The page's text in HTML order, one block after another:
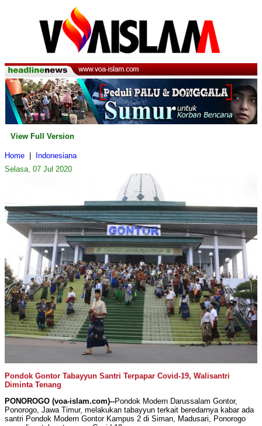
View Full Version
Home
Indonesiana
Selasa, 07 Jul 2020
Pondok Gontor Tabayyun Santri Terpapar Covid-19, Walisantri
Diminta Tenang
PONOROGO (voa-islam.com)--Pondok Modern Darussalam Gontor,
Ponorogo, Jawa Timur, melakukan tabayyun terkait beredarnya kabar ada
santri Pondok Modern Gontor Kampus 2 di Siman, Madusari, Ponorogo